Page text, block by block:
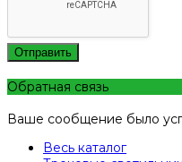
Отправить
Обратная связь
Ваше сообщение было
Весь каталог